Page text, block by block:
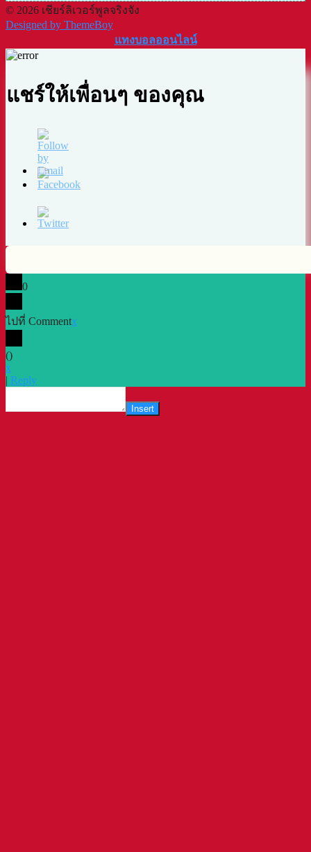
© 2026 เชียร์ลิเวอร์พูลจริงจัง
Designed by ThemeBoy
แทงบอลออนไลน์
แชร์ให้เพื่อนๆ ของคุณ
0
ไปที่ Commentx
()
x
| Reply
Insert